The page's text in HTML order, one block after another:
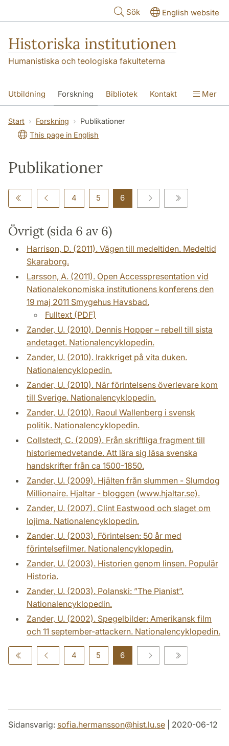
Sök English website
Historiska institutionen
Humanistiska och teologiska fakulteterna
Utbildning Forskning Bibliotek Kontakt
Om institutionen
Mer
Start Forskning
Publikationer
This page in English
Publikationer
4 5 6
Övrigt (sida 6 av 6)
Harrison, D. (2011). Vägen till medeltiden. Medeltid
Skaraborg.
Larsson, A. (2011). Open Accesspresentation vid
Nationalekonomiska institutionens konferens den
19 maj 2011 Smygehus Havsbad.
Fulltext (PDF)
Zander, U. (2010). Dennis Hopper – rebell till sista
andetaget. Nationalencyklopedin.
Zander, U. (2010). Irakkriget på vita duken.
Nationalencyklopedin.
Zander, U. (2010). När förintelsens överlevare kom
till Sverige. Nationalencyklopedin.
Zander, U. (2010). Raoul Wallenberg i svensk
politik. Nationalencyklopedin.
Collstedt, C. (2009). Från skriftliga fragment till
historiemedvetande. Att lära sig läsa svenska
handskrifter från ca 1500-1850.
Zander, U. (2009). Hjälten från slummen - Slumdog
Millionaire. Hjaltar - bloggen (www.hjaltar.se).
Zander, U. (2007). Clint Eastwood och slaget om
Iojima. Nationalencyklopedin.
Zander, U. (2003). Förintelsen: 50 år med
förintelsefilmer. Nationalencyklopedin.
Zander, U. (2003). Historien genom linsen. Populär
Historia.
Zander, U. (2003). Polanski: ”The Pianist”.
Nationalencyklopedin.
Zander, U. (2002). Spegelbilder: Amerikansk film
och 11 september-attackern. Nationalencyklopedin.
4 5 6
Sidansvarig: sofia.hermansson@hist.lu.se | 2020-06-12